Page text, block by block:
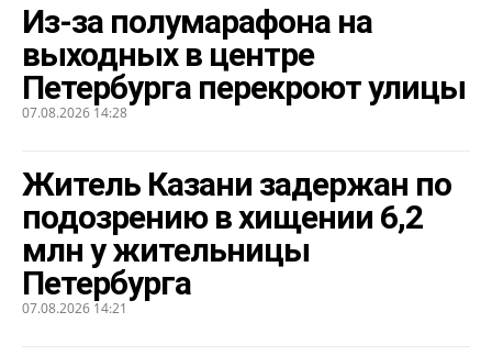
Из-за полумарафона на
выходных в центре
Петербурга перекроют улицы
07.08.2026 14:28
Житель Казани задержан по
подозрению в хищении 6,2
млн у жительницы
Петербурга
07.08.2026 14:21